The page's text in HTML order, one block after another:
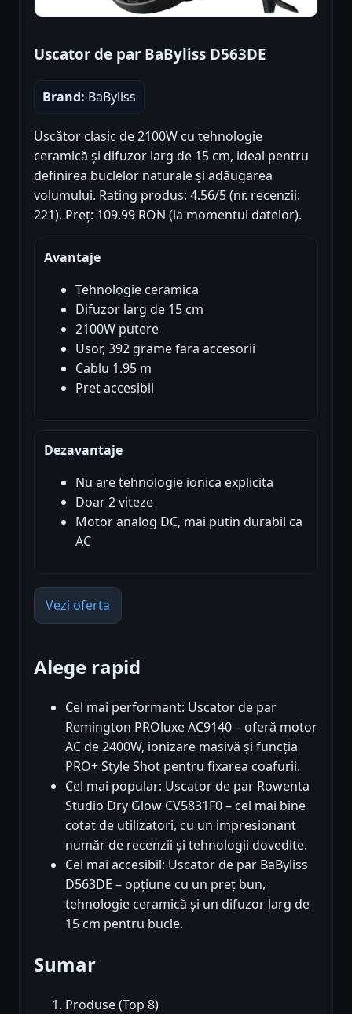
Uscator de par BaByliss D563DE
Brand: BaByliss
Uscător clasic de 2100W cu tehnologie
ceramică și difuzor larg de 15 cm, ideal pentru
definirea buclelor naturale și adăugarea
volumului. Rating produs: 4.56/5 (nr. recenzii:
221). Preț: 109.99 RON (la momentul datelor).
Avantaje
Tehnologie ceramica
Difuzor larg de 15 cm
2100W putere
Usor, 392 grame fara accesorii
Cablu 1.95 m
Pret accesibil
Dezavantaje
Nu are tehnologie ionica explicita
Doar 2 viteze
Motor analog DC, mai putin durabil ca
AC
Vezi oferta
Alege rapid
Cel mai performant: Uscator de par
Remington PROluxe AC9140 – oferă motor
AC de 2400W, ionizare masivă și funcția
PRO+ Style Shot pentru fixarea coafurii.
Cel mai popular: Uscator de par Rowenta
Studio Dry Glow CV5831F0 – cel mai bine
cotat de utilizatori, cu un impresionant
număr de recenzii și tehnologii dovedite.
Cel mai accesibil: Uscator de par BaByliss
D563DE – opțiune cu un preț bun,
tehnologie ceramică și un difuzor larg de
15 cm pentru bucle.
Sumar
Produse (Top 8)